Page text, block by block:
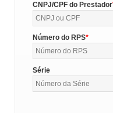
CNPJ/CPF do Prestador
Número do RPS
Série